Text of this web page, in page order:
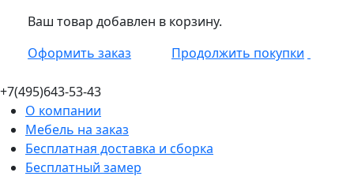
Ваш товар добавлен в корзину.
Оформить заказ
Продолжить покупки
+7(495)643-53-43
О компании
Мебель на заказ
Бесплатная доставка и сборка
Бесплатный замер